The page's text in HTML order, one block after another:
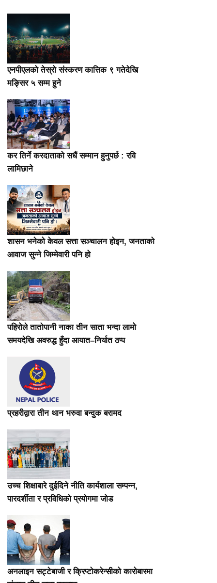
एनपीएलको तेस्रो संस्करण कात्तिक ९ गतेदेखि
मङ्सिर ५ सम्म हुने
कर तिर्ने करदाताको सधैं सम्मान हुनुपर्छ : रवि
लामिछाने
शासन भनेको केवल सत्ता सञ्चालन होइन, जनताको
आवाज सुन्ने जिम्मेवारी पनि हो
पहिरोले तातोपानी नाका तीन साता भन्दा लामो
समयदेखि अवरुद्ध हुँदा आयात–निर्यात ठप्प
प्रहरीद्वारा तीन थान भरुवा बन्दुक बरामद
उच्च शिक्षाबारे दुईदिने नीति कार्यशाला सम्पन्न,
पारदर्शीता र प्रविधिको प्रयोगमा जोड
अनलाइन सट्टेबाजी र क्रिप्टोकरेन्सीको कारोबारमा